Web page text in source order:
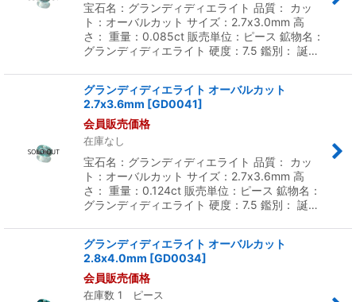
宝石名：グランディディエライト 品質： カッ
ト：オーバルカット サイズ：2.7x3.0mm 高
さ： 重量：0.085ct 販売単位：ピース 鉱物名：
グランディディエライト 硬度：7.5 鑑別： 誕…
グランディディエライト オーバルカット
2.7x3.6mm [GD0041]
会員販売価格
在庫なし
宝石名：グランディディエライト 品質： カッ
ト：オーバルカット サイズ：2.7x3.6mm 高
さ： 重量：0.124ct 販売単位：ピース 鉱物名：
グランディディエライト 硬度：7.5 鑑別： 誕…
グランディディエライト オーバルカット
2.8x4.0mm [GD0034]
会員販売価格
在庫数 1 ピース